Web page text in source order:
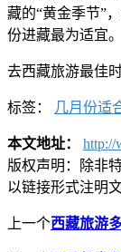
藏的“黄金季节”
份进藏最为适宜。
去西藏旅游最佳
标签： 几月份适
本文地址：
http://
版权声明：
除非
以链接形式注明
上一个西藏旅游